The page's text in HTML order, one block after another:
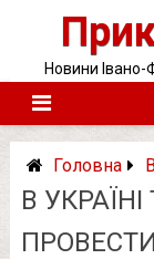
Новини Івано-
Головна
В